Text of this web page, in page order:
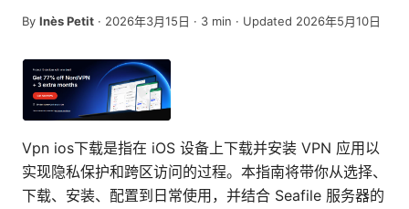
By Inès Petit · 2026年3月15日 · 3 min · Updated 2026年5月10日
Vpn ios下载是指在 iOS 设备上下载并安装 VPN 应用以
实现隐私保护和跨区访问的过程。本指南将带你从选择、
下载、安装、配置到日常使用，并结合 Seafile 服务器的